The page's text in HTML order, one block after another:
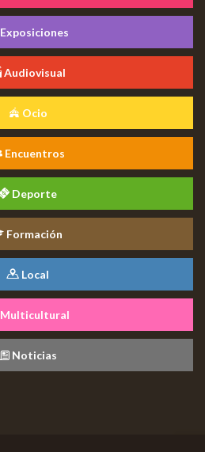
Exposiciones
Audiovisual
Ocio
Encuentros
Deporte
Formación
Local
Multicultural
Noticias